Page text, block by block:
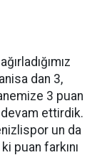
dan 3,
3 puan
devam ettirdik.
un da
puan farkını